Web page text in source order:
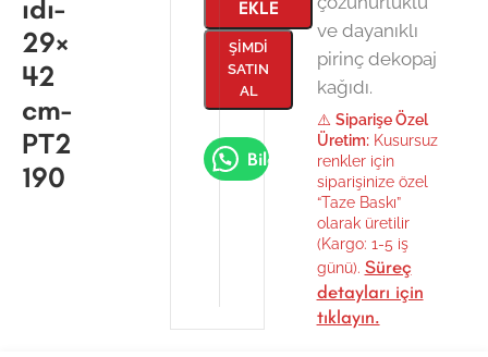
ıdı-
29×
42
cm-
PT2
190
EKLE
ŞIMDI
SATIN
AL
Bilgi Al
ve dayanıklı
pirinç dekopaj
kağıdı.
⚠️ Siparişe Özel
Üretim:Kusursuz
renkler için
siparişinize özel
“Taze Baskı”
olarak üretilir
(Kargo: 1-5 iş
günü). Süreç
detayları için
tıklayın.